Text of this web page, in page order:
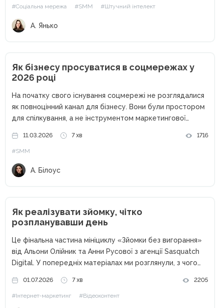
знайти саме те, що дійсно має...
#Соціальна мережа #SMM #Штучний інтелект
А. Янько
Як бізнесу просуватися в соцмережах у
2026 році
На початку свого існування соцмережі не розглядалися
як повноцінний канал для бізнесу. Вони були простором
для спілкування, а не інструментом маркетингової
буде», — найчастіший запит, який я отримувала як СММ-
експерт до 2020 року....
11.03.2026 7 хв 1716
#SMM
А. Білоус
Як реалізувати зйомку, чітко
розпланувавши день
Це фінальна частина мініциклу «Зйомки без вигорання»
від Альони Олійник та Анни Русової з агенції Sasquatch
Digital. У попередніх матеріалах ми розглянули, з чого
мудборду. А також — як підготувати команду, реквізит,
локацію, не витративши...
01.07.2026 7 хв 2205
#Інтернет-маркетинг #Відеоконтент